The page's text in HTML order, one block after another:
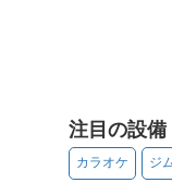
注目の設備
カラオケ ジ